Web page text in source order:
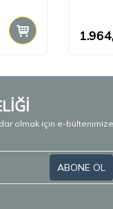
olmak için e-bültenimize
ABONE OL